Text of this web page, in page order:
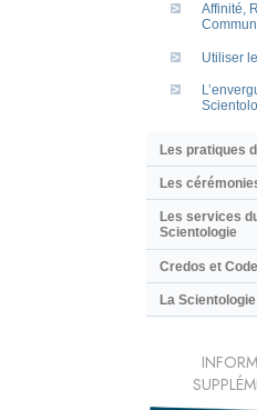
Affinité,
Utiliser
Les pratiques
Les
Les services
Scientologie
Credos et
La